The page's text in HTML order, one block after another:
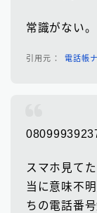
常識がない。
電話帳
スマホ見て
当に意味不
ちの電話番